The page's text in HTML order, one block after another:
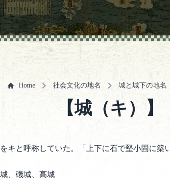
Home 社会文化の地名 城と城下の地名
【城（キ）】
キと呼称していた。「上下に石で堅小固に築
、磯城、高城